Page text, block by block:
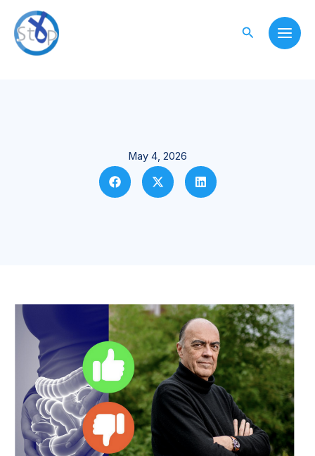
content
Search
May 4, 2026